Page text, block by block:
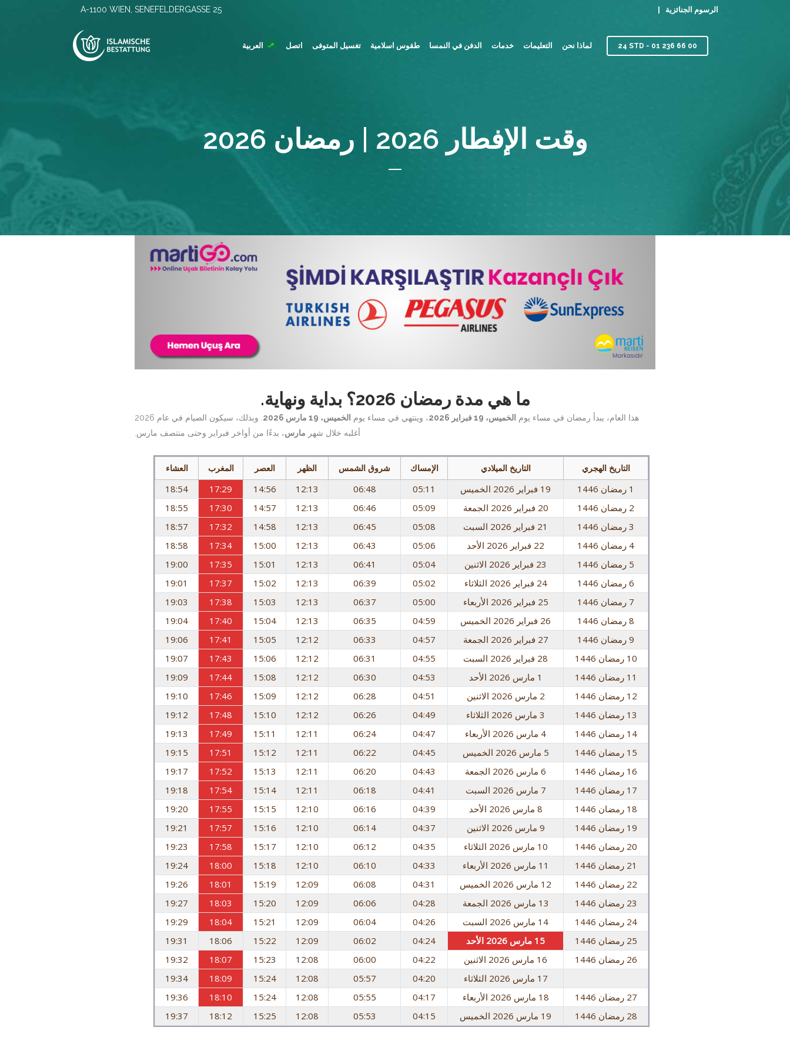
A-1100 WIEN, SENEFELDERGASSE 25 الرسوم الجنائزية |
24 STD - 01 236 66 00 لماذا نحن التعليمات خدمات الدفن في النمسا طقوس اسلامية تغسيل المتوفى اتصل العربية
وقت الإفطار 2026 | رمضان 2026
ما هي مدة رمضان 2026؟ بداية ونهاية.
هذا العام، يبدأ رمضان في مساء يوم الخميس، 19 فبراير 2026 ، وينتهي في مساء يوم الخميس، 19 مارس 2026
. وبذلك، سيكون الصيام في عام 2026
أغلبه خلال شهر مارس، بدءًا من أواخر فبراير وحتى منتصف مارس.
التاريخ الهجري التاريخ الميلادي الإمساك شروق الشمس الظهر العصر المغرب العشاء
1 رمضان 1446 19 فبراير 2026 الخميس 05:11
06:48
12:13
14:56
17:29
18:54
2 رمضان 1446
20 فبراير 2026 الجمعة 05:09
06:46
12:13
14:57
17:30
18:55
3 رمضان 1446
21 فبراير 2026 السبت 05:08
06:45
12:13
14:58
17:32
18:57
4 رمضان 1446
22 فبراير 2026 الأحد 05:06
06:43
12:13
15:00
17:34
18:58
5 رمضان 1446
23 فبراير 2026 الاثنين 05:04
06:41
12:13
15:01
17:35
19:00
6 رمضان 1446
24 فبراير 2026 الثلاثاء 05:02
06:39
12:13
15:02
17:37
19:01
7 رمضان 1446
25 فبراير 2026 الأربعاء 05:00
06:37
12:13
15:03
17:38
19:03
8 رمضان 1446
26 فبراير 2026 الخميس 04:59
06:35
12:13
15:04
17:40
19:04
9 رمضان 1446
27 فبراير 2026 الجمعة 04:57
06:33
12:12
15:05
17:41
19:06
10 رمضان 1446
28 فبراير 2026 السبت 04:55
06:31
12:12
15:06
17:43
19:07
11 رمضان 1446
1 مارس 2026 الأحد 04:53
06:30
12:12
15:08
17:44
19:09
12 رمضان 1446
2 مارس 2026 الاثنين 04:51
06:28
12:12
15:09
17:46
19:10
13 رمضان 1446
3 مارس 2026 الثلاثاء 04:49
06:26
12:12
15:10
17:48
19:12
14 رمضان 1446
4 مارس 2026 الأربعاء 04:47
06:24
12:11
15:11
17:49
19:13
15 رمضان 1446
5 مارس 2026 الخميس 04:45
06:22
12:11
15:12
17:51
19:15
16 رمضان 1446
6 مارس 2026 الجمعة 04:43
06:20
12:11
15:13
17:52
19:17
17 رمضان 1446
7 مارس 2026 السبت 04:41
06:18
12:11
15:14
17:54
19:18
18 رمضان 1446
8 مارس 2026 الأحد 04:39
06:16
12:10
15:15
17:55
19:20
19 رمضان 1446
9 مارس 2026 الاثنين 04:37
06:14
12:10
15:16
17:57
19:21
20 رمضان 1446
10 مارس 2026 الثلاثاء 04:35
06:12
12:10
15:17
17:58
19:23
21 رمضان 1446
11 مارس 2026 الأربعاء 04:33
06:10
12:10
15:18
18:00
19:24
22 رمضان 1446
12 مارس 2026 الخميس 04:31
06:08
12:09
15:19
18:01
19:26
23 رمضان 1446
13 مارس 2026 الجمعة 04:28
06:06
12:09
15:20
18:03
19:27
24 رمضان 1446
14 مارس 2026 السبت 04:26
06:04
12:09
15:21
18:04
19:29
25 رمضان 1446
15 مارس 2026 الأحد 04:24
06:02
12:09
15:22
18:06
19:31
26 رمضان 1446
16 مارس 2026 الاثنين 04:22
06:00
12:08
15:23
18:07
19:32
17 مارس 2026 الثلاثاء
04:20
05:57
12:08
15:24
18:09
19:34
27 رمضان 1446
18 مارس 2026 الأربعاء 04:17
05:55
12:08
15:24
18:10
19:36
28 رمضان 1446
19 مارس 2026 الخميس 04:15
05:53
12:08
15:25
18:12
19:37